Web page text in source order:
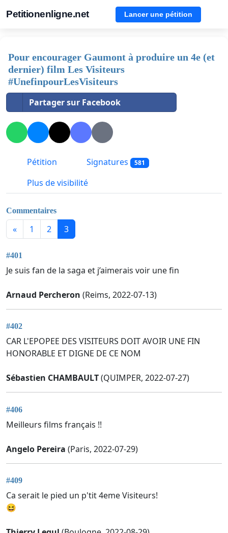
Petitionenligne.net Lancer une pétition
Pour encourager Gaumont à produire un 4e (et
dernier) film Les Visiteurs
#UnefinpourLesVisiteurs
Partager sur Facebook
Pétition Signatures 581
Plus de visibilité
Commentaires
« 1 2 3
#401
Je suis fan de la saga et j’aimerais voir une fin
Arnaud Percheron (Reims, 2022-07-13)
#402
CAR L'EPOPEE DES VISITEURS DOIT AVOIR UNE FIN
HONORABLE ET DIGNE DE CE NOM
Sébastien CHAMBAULT(QUIMPER, 2022-07-27)
#406
Meilleurs films français !!
Angelo Pereira (Paris, 2022-07-29)
#409
Ca serait le pied un p'tit 4eme Visiteurs!
😆